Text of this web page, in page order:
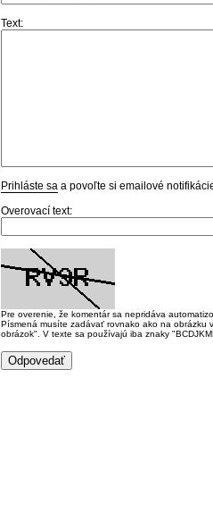
Text:
Prihláste sa a povoľte si emailové
Overovací text:
Pre overenie, že komentár sa nepridáva
Písmená musíte zadávať rovnako ako na
obrázok". V texte sa používajú iba znaky